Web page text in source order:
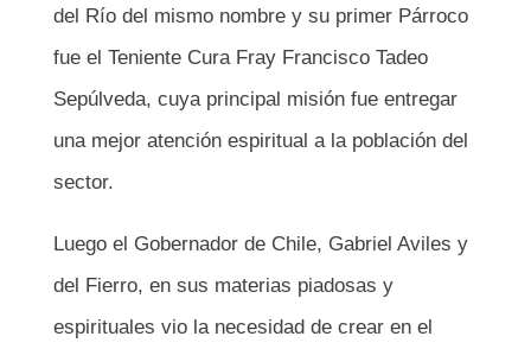
del Río del mismo nombre y su primer Párroco
fue el Teniente Cura Fray Francisco Tadeo
Sepúlveda, cuya principal misión fue entregar
una mejor atención espiritual a la población del
sector.
Luego el Gobernador de Chile, Gabriel Aviles y
del Fierro, en sus materias piadosas y
espirituales vio la necesidad de crear en el